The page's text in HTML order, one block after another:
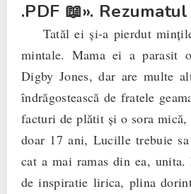
.PDF 📖».
Tatăl ei și-a pierdut
mintale. Mama ei a parasit
Digby Jones, dar are multe
îndrăgostească de fratele
facturi de plătit și o sora
doar 17 ani, Lucille trebuie
cat a mai ramas din ea,
de inspiratie lirica, plina